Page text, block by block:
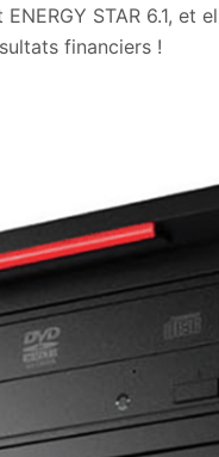
STAR 6.1,
financiers !